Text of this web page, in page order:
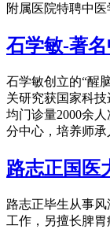
附属医院特聘中
石学敏-著
石学敏创立的“醒
关研究获国家科
均门诊量2000余
分中心，培养师承
路志正国医
路志正毕生从事
工作，另擅长脾